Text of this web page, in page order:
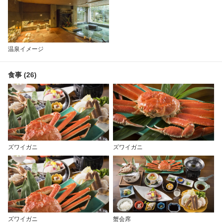
温泉イメージ
食事 (26)
ズワイガニ ズワイガニ
ズワイガニ 蟹会席